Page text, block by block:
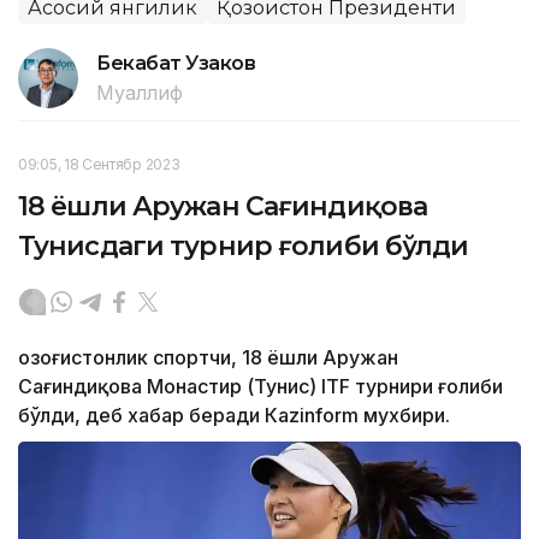
Асосий янгилик Қозоғистон Президенти
Бекабат Узаков
Муаллиф
09:05, 18 Сентябр 2023
18 ёшли Аружан Сағиндиқова
Тунисдаги турнир ғолиби бўлди
Қозоғистонлик спортчи, 18 ёшли Аружан
Сағиндиқова Монастир (Тунис) ITF турнири ғолиби
бўлди, деб хабар беради Каzinform мухбири.